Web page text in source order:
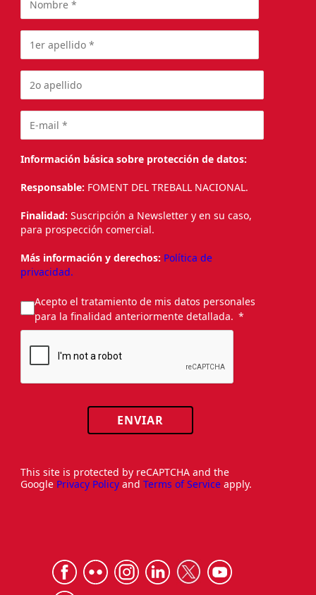
Información básica sobre protección de datos:
Responsable: FOMENT DEL TREBALL NACIONAL.
Finalidad: Suscripción a Newsletter y en su caso,
para prospección comercial.
Más información y derechos: Política de
privacidad.
Acepto el tratamiento de mis datos personales
para la finalidad anteriormente detallada.
ENVIAR
This site is protected by reCAPTCHA and the
Google Privacy Policy and Terms of Service apply.